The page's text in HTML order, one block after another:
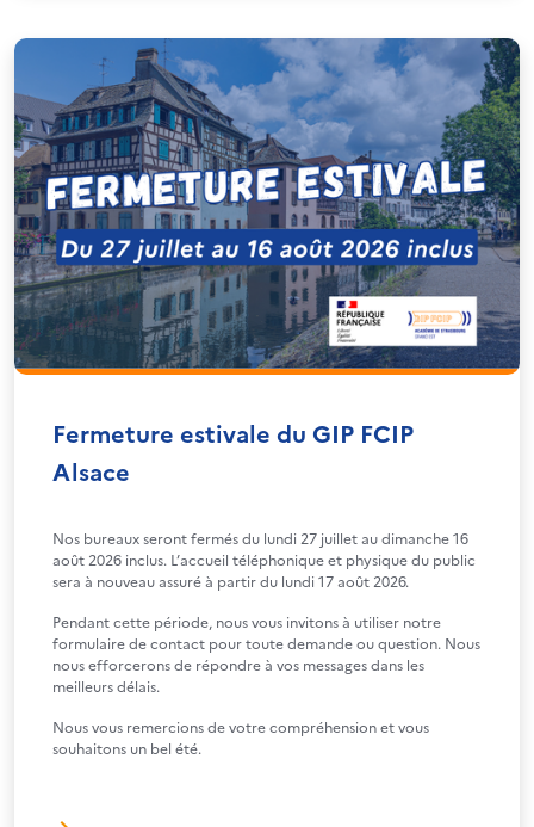
Fermeture estivale du GIP FCIP
Alsace
Nos bureaux seront fermés du lundi 27 juillet au dimanche 16
août 2026 inclus. L’accueil téléphonique et physique du public
sera à nouveau assuré à partir du lundi 17 août 2026.
Pendant cette période, nous vous invitons à utiliser notre
formulaire de contact pour toute demande ou question. Nous
nous efforcerons de répondre à vos messages dans les
meilleurs délais.
Nous vous remercions de votre compréhension et vous
souhaitons un bel été.